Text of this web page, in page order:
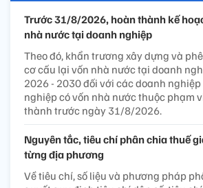
Trước 31/8/2026, hoàn thành kế
nhà nước tại doanh nghiệp
Theo đó, khẩn trương xây dựng và
cơ cấu lại vốn nhà nước tại doanh
2026 - 2030 đối với các doanh
nghiệp có vốn nhà nước thuộc phạm
thành trước ngày 31/8/2026.
Nguyên tắc, tiêu chí phân chia thuế
từng địa phương
Về tiêu chí, số liệu và phương pháp